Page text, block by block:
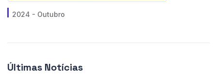
2024 - Outubro
Últimas Notícias